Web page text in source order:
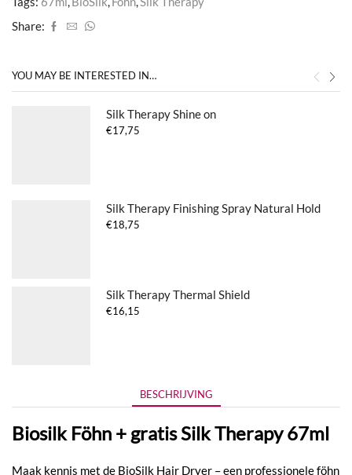
Share:
YOU MAY BE INTERESTED IN…
Silk Therapy Shine on
€17,75
Silk Therapy Finishing Spray Natural Hold
€18,75
Silk Therapy Thermal Shield
€16,15
BESCHRIJVING
Biosilk Föhn + gratis Silk Therapy 67ml
Maak kennis met de BioSilk Hair Dryer – een professionele föhn